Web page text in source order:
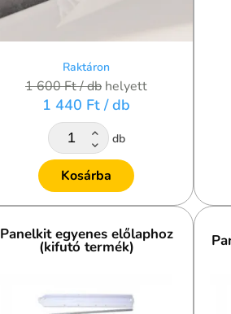
Raktáron
1 600 Ft/ db helyett
1 440 Ft / db
db
Kosárba
Panelkit egyenes előlaphoz
(kifutó termék)